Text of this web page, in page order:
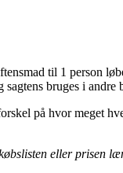
til 1 person
sagtens bruges i
på hvor meget
eller prisen